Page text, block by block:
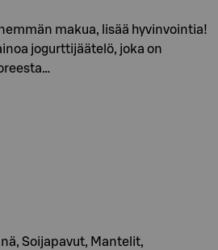
makua, lisää hyvinvointia!
jogurttijäätelö, joka on
Soijapavut, Mantelit,